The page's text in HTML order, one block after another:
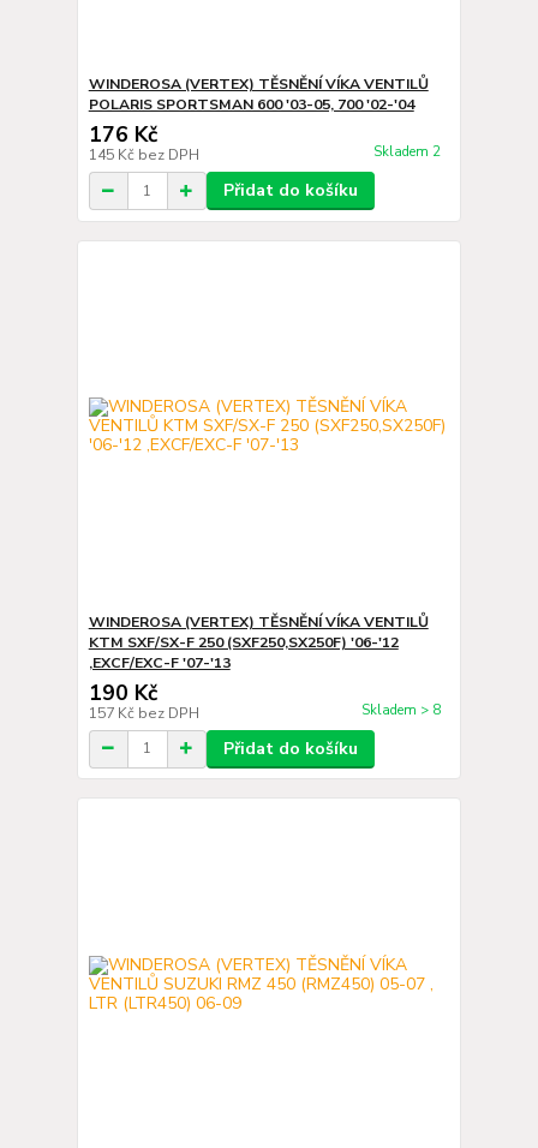
WINDEROSA (VERTEX) TĚSNĚNÍ VÍKA VENTILŮ
POLARIS SPORTSMAN 600 '03-05, 700 '02-'04
176 Kč
145 Kč bez DPH Skladem 2
Přidat do košíku
WINDEROSA (VERTEX) TĚSNĚNÍ VÍKA VENTILŮ
KTM SXF/SX-F 250 (SXF250,SX250F) '06-'12
,EXCF/EXC-F '07-'13
190 Kč
157 Kč bez DPH Skladem > 8
Přidat do košíku